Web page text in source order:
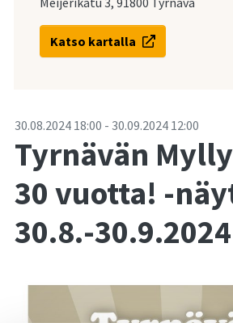
Katso kartalla
-30.08.2024 18:00 - 30.09.2024 12:00
Tyrnävän
30 vuotta! -
30.8.-30.9.2024